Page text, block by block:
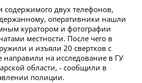
содержимого двух телефонов,
оперативники нашли
куратором и фотографии
местности. После чего в
и изъяли 20 свертков с
на исследование в ГУ
области, - сообщили в
полиции.